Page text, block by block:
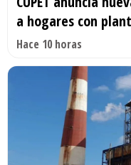
a hogares con
Hace 10 horas